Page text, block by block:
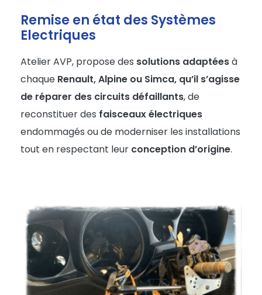
Remise en état des Systèmes
Electriques
AtelierAVP, propose des solutions adaptéesà
chaque Renault,Alpine ou Simca, qu’il s’agisse
de réparer des circuits défaillants, de
reconstituer des faisceaux électriques
endommagés ou de moderniser les installations
tout en respectant leur conception d’origine.